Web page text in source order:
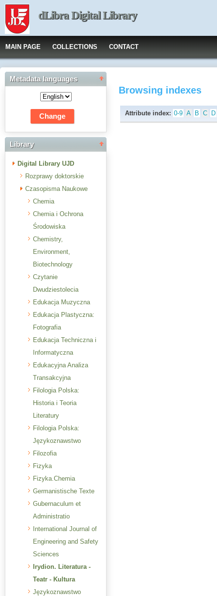
dLibra Digital Library
MAIN PAGE COLLECTIONS CONTACT
Metadata languages
Library
Digital Library UJD
Rozprawy doktorskie
Czasopisma Naukowe
Chemia
Chemia i Ochrona
Środowiska
Chemistry,
Environment,
Biotechnology
Czytanie
Dwudziestolecia
Edukacja Muzyczna
Edukacja Plastyczna:
Fotografia
Edukacja Techniczna i
Informatyczna
Edukacyjna Analiza
Transakcyjna
Filologia Polska:
Historia i Teoria
Literatury
Filologia Polska:
Językoznawstwo
Filozofia
Fizyka
Fizyka.Chemia
Germanistische Texte
Gubernaculum et
Administratio
International Journal of
Engineering and Safety
Sciences
Irydion. Literatura -
Teatr - Kultura
Językoznawstwo
Browsing indexes
Attribute index: 0-9 A B C D